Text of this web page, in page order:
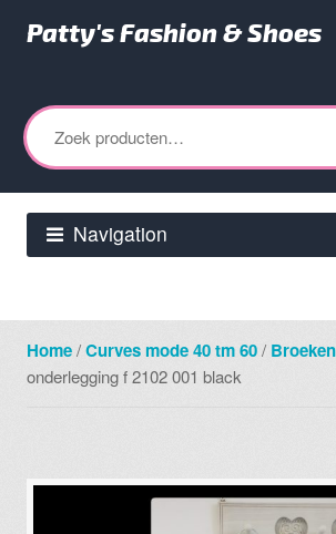
naar
navigatie
naar
de
inhoud
Patty's Fashion & Shoes
Zoeken
naar:
Navigation
Home/Curves mode 40 tm 60/ Broeken
onderlegging f 2102 001 black